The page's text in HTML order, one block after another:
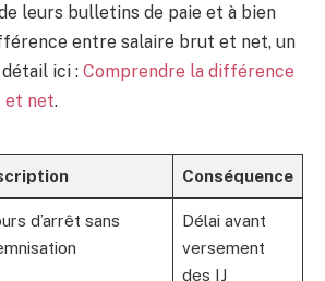
leurs bulletins de paie et à bien
entre salaire brut et net, un
ici : Comprendre la différence
et net.
Conséquence
d’arrêt sans
Délai avant
versement
des IJ